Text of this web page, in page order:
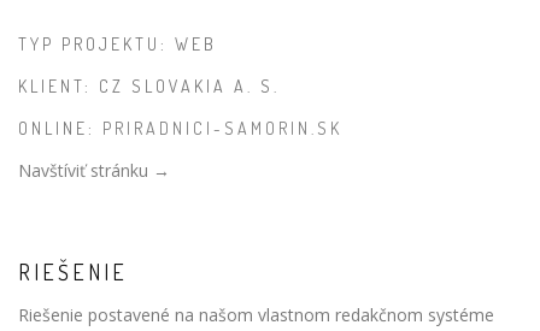
TYP PROJEKTU: WEB
KLIENT: CZ SLOVAKIA A. S.
ONLINE: PRIRADNICI-SAMORIN.SK
Navštíviť stránku →
RIEŠENIE
Riešenie postavené na našom vlastnom redakčnom systéme